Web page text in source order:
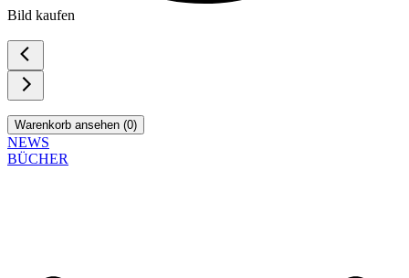
Bild kaufen
Warenkorb ansehen (0)
NEWS
BÜCHER